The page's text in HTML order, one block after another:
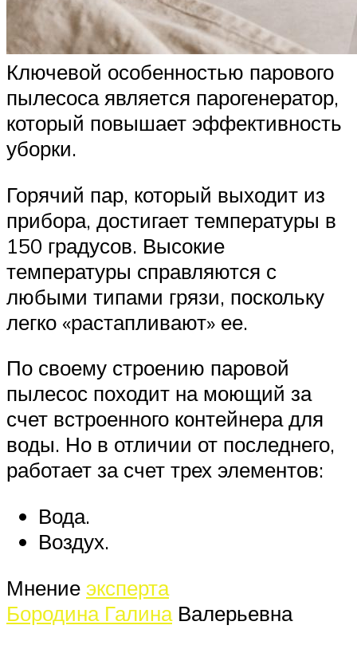
Ключевой особенностью парового
пылесоса является парогенератор,
который повышает эффективность
уборки.
Горячий пар, который выходит из
прибора, достигает температуры в
150 градусов. Высокие
температуры справляются с
любыми типами грязи, поскольку
легко «растапливают» ее.
По своему строению паровой
пылесос походит на моющий за
счет встроенного контейнера для
воды. Но в отличии от последнего,
работает за счет трех элементов:
Вода.
Воздух.
Мнение эксперта
Бородина ГалинаВалерьевна